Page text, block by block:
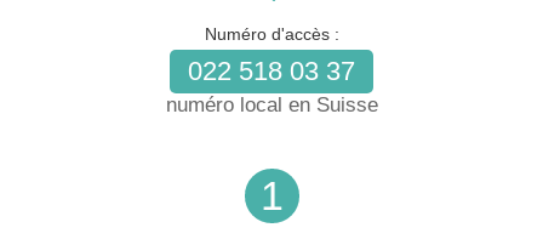
Numéro d'accès :
022 518 03 37
numéro local en Suisse
1